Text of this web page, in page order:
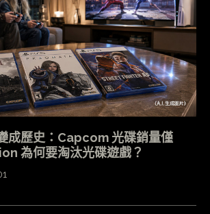
成歷史：Capcom 光碟銷量僅
為何要淘汰光碟遊戲？